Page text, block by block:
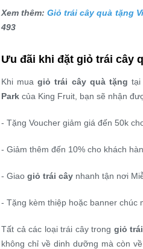
Xem thêm:Giỏ trái cây quà tặng
493
Ưu đãi khi đặt giỏ trái cây
Khi muagiỏ trái cây quà tặng
Park của King Fruit, bạn sẽ nhận
- Tặng Voucher giảm giá đến 50k
- Giảm thêm đến 10% cho khách
- Giao giỏ trái cây nhanh tận nơi
- Tặng kèm thiệp hoặc banner chúc
Tất cả các loại trái cây trong giỏ
không chỉ về dinh dưỡng mà còn